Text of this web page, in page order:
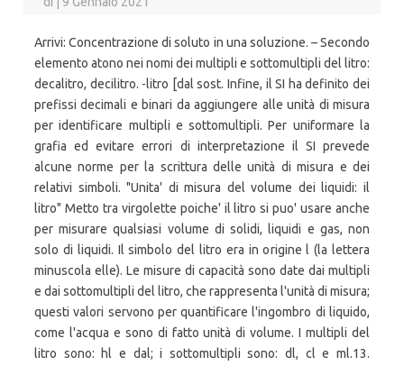
Arrivi: Concentrazione di soluto in una soluzione. – Secondo
elemento atono nei nomi dei multipli e sottomultipli del litro:
decalitro, decilitro. -litro [dal sost. Infine, il SI ha definito dei
prefissi decimali e binari da aggiungere alle unità di misura
per identificare multipli e sottomultipli. Per uniformare la
grafia ed evitare errori di interpretazione il SI prevede
alcune norme per la scrittura delle unità di misura e dei
relativi simboli. "Unita' di misura del volume dei liquidi: il
litro" Metto tra virgolette poiche' il litro si puo' usare anche
per misurare qualsiasi volume di solidi, liquidi e gas, non
solo di liquidi. Il simbolo del litro era in origine l (la lettera
minuscola elle). Le misure di capacità sono date dai multipli
e dai sottomultipli del litro, che rappresenta l'unità di misura;
questi valori servono per quantificare l'ingombro di liquido,
come l'acqua e sono di fatto unità di volume. I multipli del
litro sono: hl e dal; i sottomultipli sono: dl, cl e ml.13.